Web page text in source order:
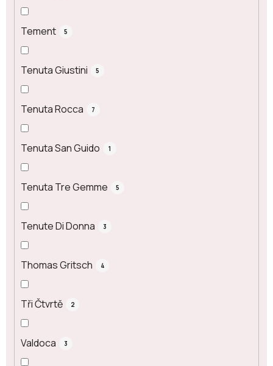
Tement 5
Tenuta Giustini 5
Tenuta Rocca 7
Tenuta San Guido 1
Tenuta Tre Gemme 5
Tenute Di Donna 3
Thomas Gritsch 4
Tři Čtvrtě 2
Valdoca 3